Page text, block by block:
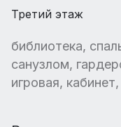
Третий этаж
библиотека,
санузлом,
игровая,